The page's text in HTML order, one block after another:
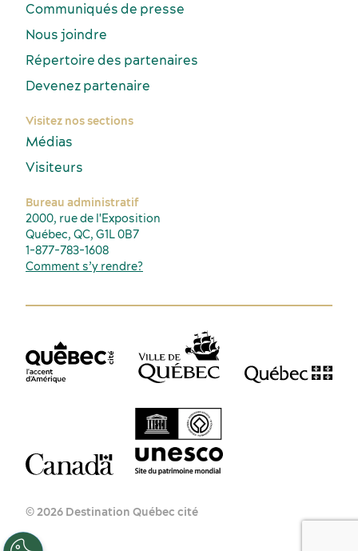
EN
FR
Communiqués de presse
Nous joindre
Répertoire des partenaires
Devenez partenaire
Visitez nos sections
Médias
Visiteurs
Bureau administratif
2000, rue de l'Exposition
Québec, QC, G1L 0B7
1-877-783-1608
Comment s’y rendre?
© 2026 Destination Québec cité